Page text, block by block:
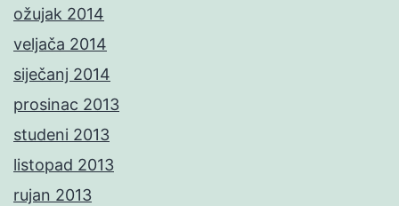
ožujak 2014
veljača 2014
siječanj 2014
prosinac 2013
studeni 2013
listopad 2013
rujan 2013